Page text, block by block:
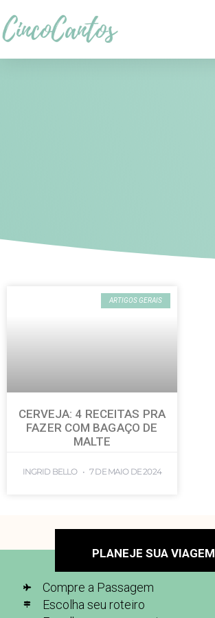
ARTIGOS GERAIS
CERVEJA: 4 RECEITAS PRA
FAZER COM BAGAÇO DE
MALTE
INGRID BELLO 7 DE MAIO DE 2024
PLANEJE SUA VIAGEM
Compre a Passagem
Escolha seu roteiro